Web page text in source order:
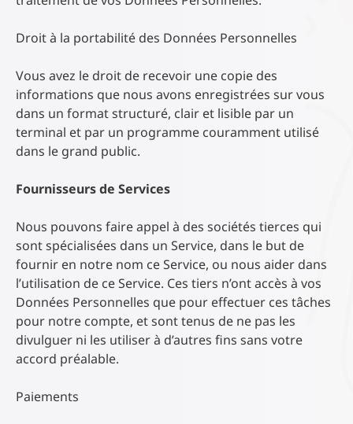
Droit à la portabilité des Données Personnelles
Vous avez le droit de recevoir une copie des
informations que nous avons enregistrées sur vous
dans un format structuré, clair et lisible par un
terminal et par un programme couramment utilisé
dans le grand public.
Fournisseurs de Services
Nous pouvons faire appel à des sociétés tierces qui
sont spécialisées dans un Service, dans le but de
fournir en notre nom ce Service, ou nous aider dans
l’utilisation de ce Service. Ces tiers n’ont accès à vos
Données Personnelles que pour effectuer ces tâches
pour notre compte, et sont tenus de ne pas les
divulguer ni les utiliser à d’autres fins sans votre
accord préalable.
Paiements